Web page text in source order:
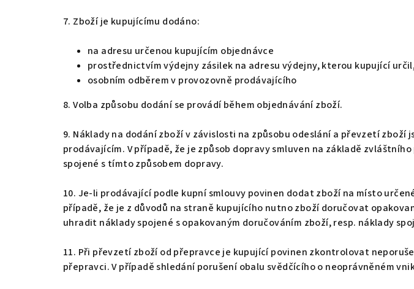
7. Zboží je kupujícímu dodáno:
na adresu určenou kupujícím objednávce
prostřednictvím výdejny zásilek na adresu výdejny, kterou kupující
osobním odběrem v provozovně prodávajícího
8. Volba způsobu dodání se provádí během objednávání zboží.
9. Náklady na dodání zboží v závislosti na způsobu odeslání a převzetí
prodávajícím. V případě, že je způsob dopravy smluven na základě
spojené s tímto způsobem dopravy.
10. Je-li prodávající podle kupní smlouvy povinen dodat zboží na místo
případě, že je z důvodů na straně kupujícího nutno zboží doručovat
uhradit náklady spojené s opakovaným doručováním zboží, resp. náklady
11. Při převzetí zboží od přepravce je kupující povinen zkontrolovat
přepravci. V případě shledání porušení obalu svědčícího o neoprávněném